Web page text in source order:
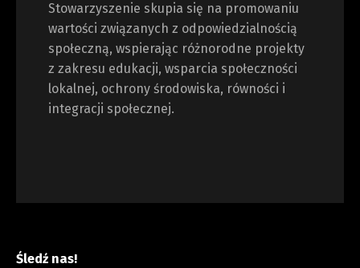
Stowarzyszenie skupia się na promowaniu
wartości związanych z odpowiedzialnością
społeczną, wspierając różnorodne projekty
z zakresu edukacji, wsparcia społeczności
lokalnej, ochrony środowiska, równości i
integracji społecznej.
Śledź nas!